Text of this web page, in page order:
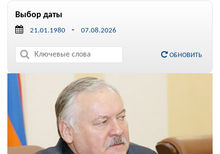
Выбор даты
-
ОБНОВИТЬ